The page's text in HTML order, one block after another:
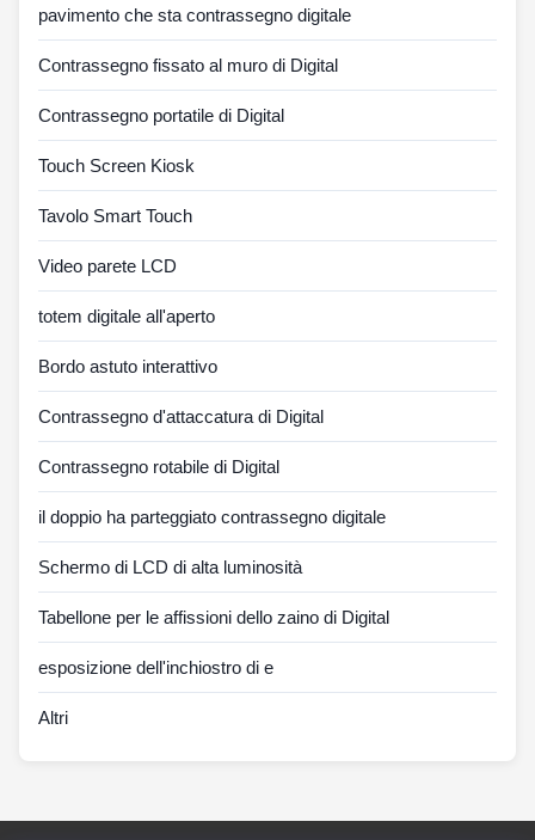
pavimento che sta contrassegno digitale
Contrassegno fissato al muro di Digital
Contrassegno portatile di Digital
Touch Screen Kiosk
Tavolo Smart Touch
Video parete LCD
totem digitale all'aperto
Bordo astuto interattivo
Contrassegno d'attaccatura di Digital
Contrassegno rotabile di Digital
il doppio ha parteggiato contrassegno digitale
Schermo di LCD di alta luminosità
Tabellone per le affissioni dello zaino di Digital
esposizione dell'inchiostro di e
Altri